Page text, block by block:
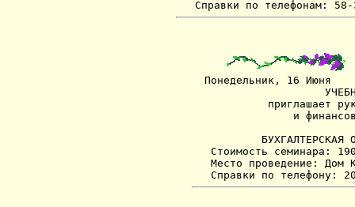
  Понедельник, 16 Июня
приглашает
и
БУХГАЛТЕРСКАЯ
Стоимость семинара:
Место проведение: Дом